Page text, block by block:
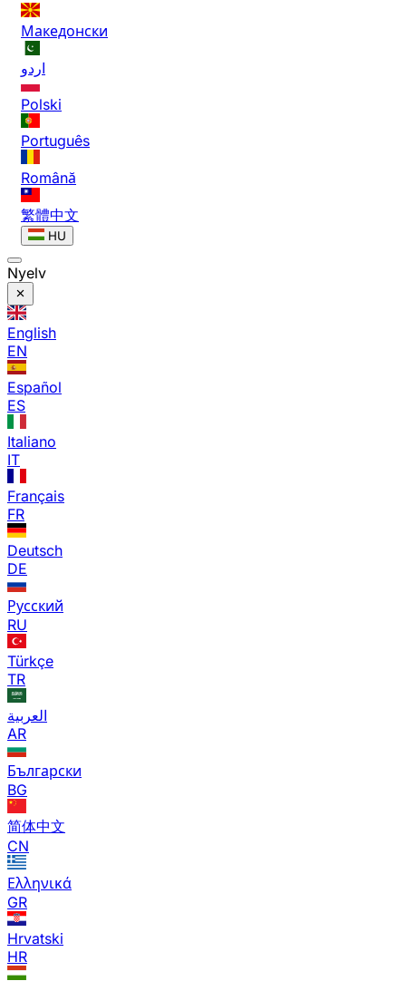
Македонски
اردو
Polski
Português
Română
繁體中文
HU
Nyelv
English
EN
Español
ES
Italiano
IT
Français
FR
Deutsch
DE
Русский
RU
Türkçe
TR
العربية
AR
Български
BG
简体中文
CN
Ελληνικά
GR
Hrvatski
HR